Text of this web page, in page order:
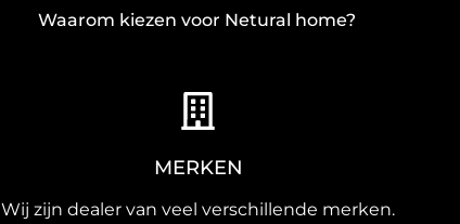
Waarom kiezen voor Netural home?
MERKEN
Wij zijn dealer van veel verschillende merken.